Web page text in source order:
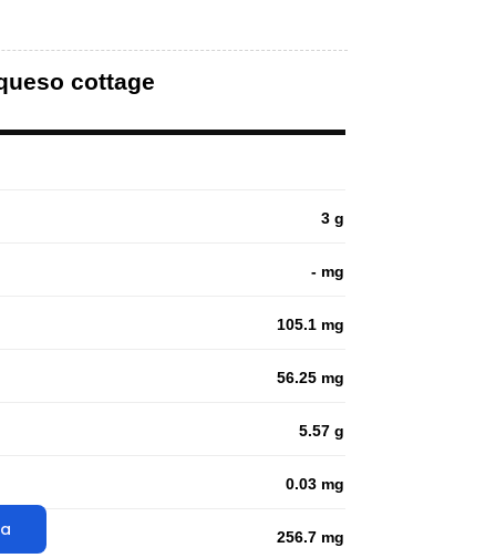
cottage
3 g
- mg
105.1 mg
56.25 mg
5.57 g
0.03 mg
256.7 mg